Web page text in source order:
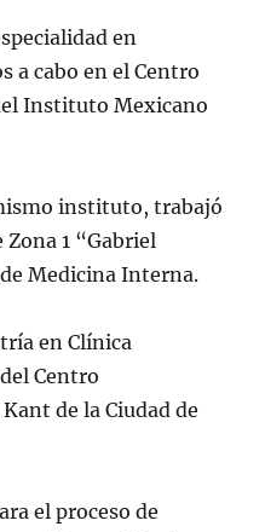
en
a cabo en el Centro
Instituto Mexicano
instituto, trabajó
1 “Gabriel
Medicina Interna.
en Clínica
Centro
de la Ciudad de
el proceso de